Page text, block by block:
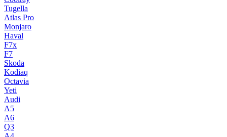
Tugella
Atlas Pro
Monjaro
Haval
F7x
F7
Skoda
Kodiaq
Octavia
Yeti
Audi
A5
A6
Q3